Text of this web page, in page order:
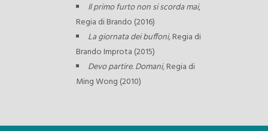
Il primo furto non si scorda mai,
Regia di Brando (2016)
La giornata dei buffoni,Regia di
Brando Improta (2015)
Devo partire. Domani, Regia di
Ming Wong (2010)